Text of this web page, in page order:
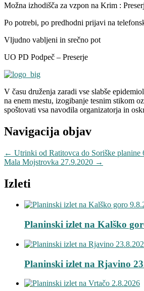
Možna izhodišča za vzpon na Krim :
Po potrebi, po predhodni prijavi na
Vljudno vabljeni in srečno pot
UO PD Podpeč – Preserje
V času druženja zaradi vse slabše
na enem mestu, izogibanje tesnim stikom
spoštovati vsa navodila organizatorja in
Navigacija objav
← Utrinki od Ratitovca do Soriške planine
Mala Mojstrovka 27.9.2020 →
Izleti
Planinski izlet na Kalško
Planinski izlet na Rjavino